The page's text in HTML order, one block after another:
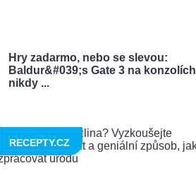
Hry zadarmo, nebo se slevou:
Baldur&#039;s Gate 3 na konzolích
nikdy ...
RECEPTY.CZ